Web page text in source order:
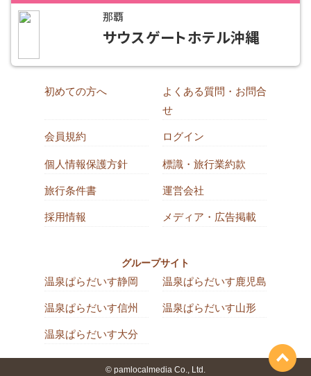
那覇
サウスゲートホテル沖縄
初めての方へ
よくある質問・お問合
せ
会員規約 ログイン
個人情報保護方針 標識・旅行業約款
旅行条件書 運営会社
採用情報 メディア・広告掲載
グループサイト
温泉ぱらだいす静岡 温泉ぱらだいす鹿児島
温泉ぱらだいす信州 温泉ぱらだいす山形
温泉ぱらだいす大分
© pamlocalmedia Co., Ltd.